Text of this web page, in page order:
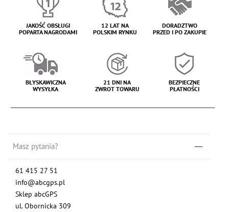
JAKOŚĆ OBSŁUGI
POPARTA NAGRODAMI
12 LAT NA
POLSKIM RYNKU
DORADZTWO
PRZED I PO ZAKUPIE
BŁYSKAWICZNA
WYSYŁKA
21 DNI NA
ZWROT TOWARU
BEZPIECZNE
PŁATNOŚCI
Masz pytania?
61 415 27 51
info@abcgps.pl
Sklep abcGPS
ul. Obornicka 309